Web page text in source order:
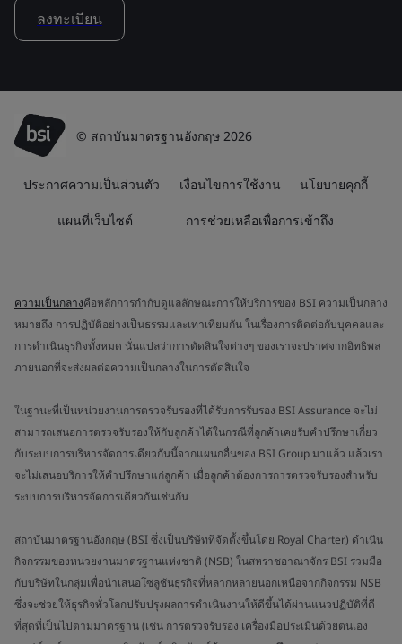
ลงทะเบียน
© สถาบันมาตรฐานอังกฤษ 2026
ประกาศความเป็นส่วนตัว เงื่อนไขการใช้งาน นโยบายคุกกี้
แผนที่เว็บไซต์ การช่วยเหลือเพื่อการเข้าถึง
ความเป็นกลางคือหลักการกำกับดูแลลักษณะการให้บริการของ BSI ความเป็นกลาง
หมายถึง การปฏิบัติอย่างเป็นธรรมและเท่าเทียมกัน ในเรื่องการติดต่อกับบุคคลและ
การดำเนินธุรกิจทั้งหมด นั่นแปลว่าการตัดสินใจต่างๆ ของเราจะปราศจากอิทธิพล
ภายนอกที่จะส่งผลต่อความเป็นกลางในการตัดสินใจ
ในฐานะที่เป็นหน่วยงานการตรวจรับรองที่ได้รับการรับรอง BSI Assurance จะไม่
สามารถเสนอการตรวจรับรองให้กับลูกค้าได้ในกรณีที่ลูกค้าเคยรับคำปรึกษาเกี่ยว
กับระบบการบริหารจัดการเดียวกันนี้จากแผนกอื่นของ BSI Group มาแล้ว แล้วเรา
จะไม่เสนอบริการให้คำปรึกษาแก่ลูกค้า เมื่อลูกค้าต้องการการตรวจรับรองสำหรับ
ระบบการบริหารจัดการเดียวกันเช่นกัน
สถาบันมาตรฐานอังกฤษ (BSI ซึ่งเป็นบริษัทที่จัดตั้งขึ้นโดย Royal Charter) ดำเนิน
กิจกรรมของหน่วยงานมาตรฐานแห่งชาติ (NSB) ในสหราชอาณาจักร BSI ร่วมมือ
กับบริษัทในกลุ่มเพื่อนำเสนอโซลูชันธุรกิจที่หลากหลายนอกเหนือจากกิจกรรม NSB
ซึ่งจะช่วยให้ธุรกิจทั่วโลกปรับปรุงผลการดำเนินงานให้ดีขึ้นได้ผ่านแนวปฏิบัติที่ดี
ที่สุดที่เป็นไปตามมาตรฐาน (เช่น การตรวจรับรอง เครื่องมือประเมินด้วยตนเอง